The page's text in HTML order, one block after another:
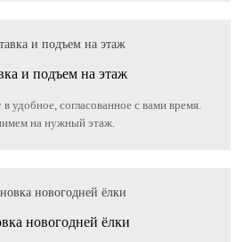
и подъем на этаж
удобное, согласованное с вами время.
на нужный этаж.
новогодней ёлки